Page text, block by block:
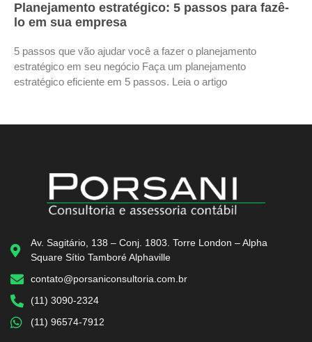
Planejamento estratégico: 5 passos para fazê-
lo em sua empresa
5 passos que vão ajudar você a fazer o planejamento
estratégico em seu negócio Faça um planejamento
estratégico eficiente em 5 passos. Leia o artigo
Av. Sagitário, 138 – Conj. 1803. Torre London – Alpha
Square Sítio Tamboré Alphaville
contato@porsaniconsultoria.com.br
(11) 3090-2324
(11) 96574-7912